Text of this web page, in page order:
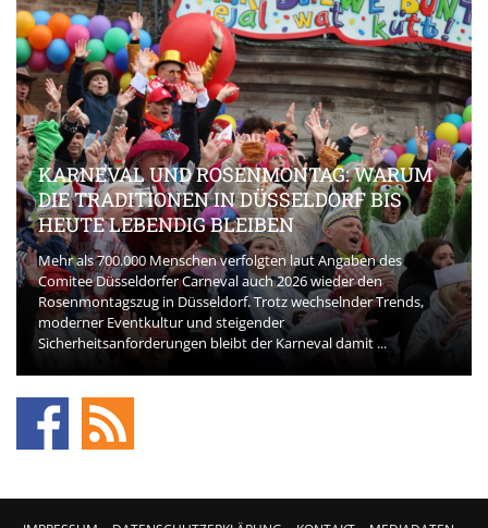
KARNEVAL UND ROSENMONTAG: WARUM
DIE TRADITIONEN IN DÜSSELDORF BIS
HEUTE LEBENDIG BLEIBEN
Mehr als 700.000 Menschen verfolgten laut Angaben des
Comitee Düsseldorfer Carneval auch 2026 wieder den
Rosenmontagszug in Düsseldorf. Trotz wechselnder Trends,
moderner Eventkultur und steigender
Sicherheitsanforderungen bleibt der Karneval damit ...